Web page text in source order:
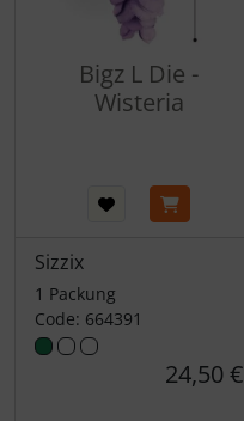
Bigz L Die -
Wisteria
Sizzix
1 Packung
Code: 664391
24,50 €